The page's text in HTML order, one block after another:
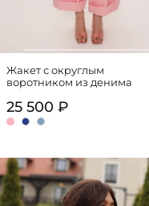
Жакет с округлым
воротником из денима
25 500 ₽